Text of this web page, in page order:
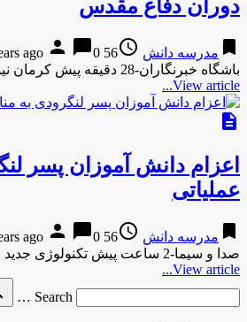
دوران دفاع مقدس
bookmark مدرسه دانش access_time
56 years ago
person chat_bubble0
باشگاه خبرنگاران-28 دقیقه پیش کرمان نیوز افق
View article...
description
اعزام دانش آموزان پسر
عملیاتی
bookmark مدرسه دانش access_time
56 years ago
person chat_bubble0
صدا و سیما-2 ساعت پیش تکنولوژی جدید مد روز
View article...
Search …